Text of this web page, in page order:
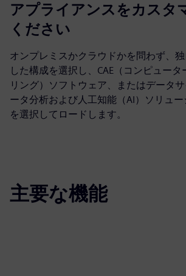
アプライアンスをカスタ
ください
オンプレミスかクラウドかを問わず、
した構成を選択し、CAE（コンピュー
リング）ソフトウェア、またはデータ
ータ分析および人工知能（AI）ソリュ
を選択してロードします。
主要な機能